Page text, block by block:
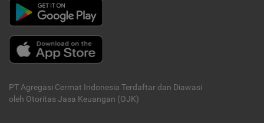
PT Agregasi Cermat Indonesia Terdaftar dan Diawasi
oleh Otoritas Jasa Keuangan (OJK)